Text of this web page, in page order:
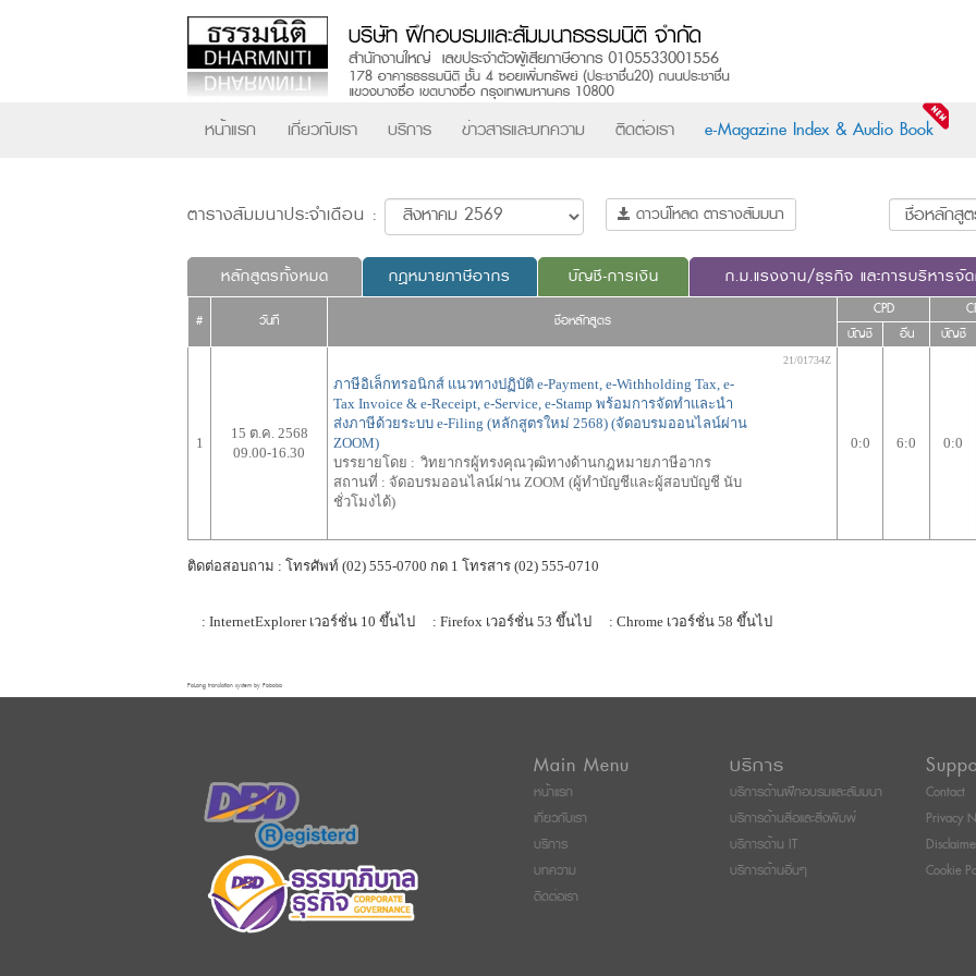
หน้าแรก เกี่ยวกับเรา บริการ ข่าวสารและบทความ ติดต่อเรา e-Magazine Index & Audio Book
ตารางสัมมนาประจำเดือน : ดาวน์โหลด ตารางสัมมนา
หลักสูตรทั้งหมด กฎหมายภาษีอากร บัญชี-การเงิน ก.ม.แรงงาน/ธุรกิจ และการบริหารจั
# วันที่ ชื่อหลักสูตร
CPD
บัญชี อื่น บัญชี
1
15 ต.ค. 2568
09.00-16.30
ภาษีอิเล็กทรอนิกส์ แนวทางปฏิบัติ e-Payment, e-Withholding Tax, e-
Tax Invoice & e-Receipt, e-Service, e-Stamp พร้อมการจัดทำและนำ
ส่งภาษีด้วยระบบ e-Filing (หลักสูตรใหม่ 2568) (จัดอบรมออนไลน์ผ่าน
ZOOM)
บรรยายโดย : วิทยากรผู้ทรงคุณวุฒิทางด้านกฎหมายภาษีอากร
สถานที่ : จัดอบรมออนไลน์ผ่าน ZOOM (ผู้ทำบัญชีและผู้สอบบัญชี นับ
ชั่วโมงได้)
21/01734Z
0:0 6:0 0:0
ติดต่อสอบถาม : โทรศัพท์ (02) 555-0700 กด 1 โทรสาร (02) 555-0710
: InternetExplorer เวอร์ชั่น 10 ขึ้นไป : Firefox เวอร์ชั่น 53 ขึ้นไป : Chrome เวอร์ชั่น 58 ขึ้นไป
FaLang translation system by Faboba
Main Menu
หน้าแรก
เกี่ยวกับเรา
บริการ
บทความ
ติดต่อเรา
บริการ
บริการด้านฝึกอบรมและสัมมนา
บริการด้านสื่อและสิ่งพิมพ์
บริการด้าน IT
บริการด้านอื่นๆ
Contact
Privacy
Cookie